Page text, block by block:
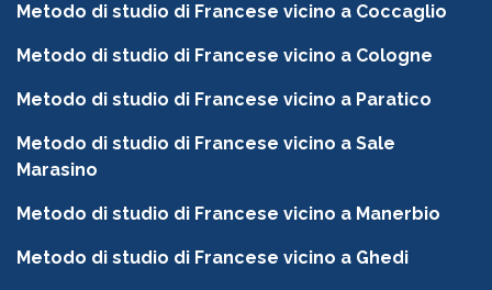
Metodo di studio di Francese vicino a Coccaglio
Metodo di studio di Francese vicino a Cologne
Metodo di studio di Francese vicino a Paratico
Metodo di studio di Francese vicino a Sale
Marasino
Metodo di studio di Francese vicino a Manerbio
Metodo di studio di Francese vicino a Ghedi